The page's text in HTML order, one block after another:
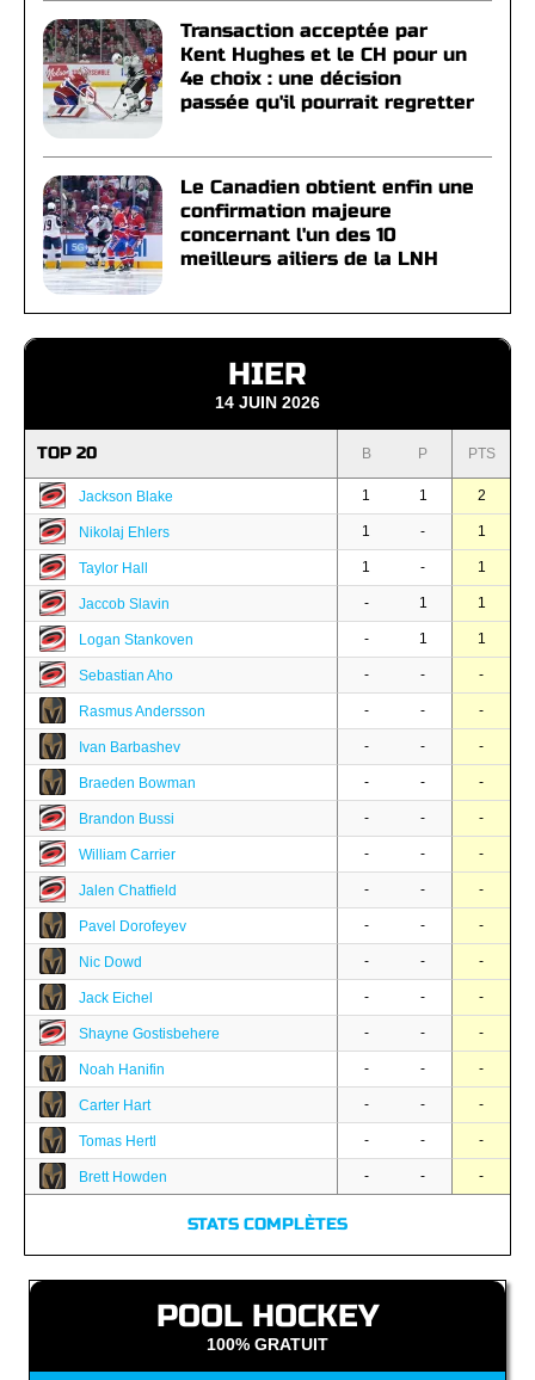
Transaction acceptée par
Kent Hughes et le CH pour un
4e choix : une décision
passée qu'il pourrait regretter
Le Canadien obtient enfin une
confirmation majeure
concernant l'un des 10
meilleurs ailiers de la LNH
HIER
14 JUIN 2026
TOP 20 B P PTS
Jackson Blake 1 1 2
Nikolaj Ehlers 1 - 1
Taylor Hall 1 - 1
Jaccob Slavin - 1 1
Logan Stankoven - 1 1
Sebastian Aho - - -
Rasmus Andersson - - -
Ivan Barbashev - - -
Braeden Bowman - - -
Brandon Bussi - - -
William Carrier - - -
Jalen Chatfield - - -
Pavel Dorofeyev - - -
Nic Dowd - - -
Jack Eichel - - -
Shayne Gostisbehere - - -
Noah Hanifin - - -
Carter Hart - - -
Tomas Hertl - - -
Brett Howden - - -
STATS COMPLÈTES
POOL HOCKEY
100% GRATUIT